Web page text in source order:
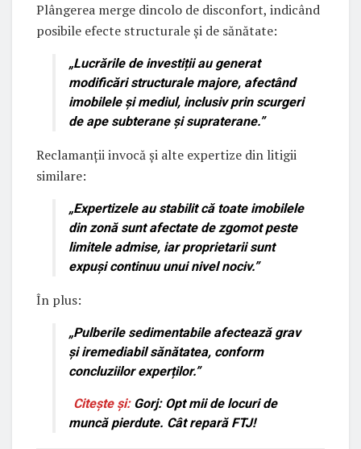
Plângerea merge dincolo de disconfort, indicând
posibile efecte structurale și de sănătate:
„Lucrările de investiții au generat
modificări structurale majore, afectând
imobilele și mediul, inclusiv prin scurgeri
de ape subterane și supraterane.”
Reclamanții invocă și alte expertize din litigii
similare:
„Expertizele au stabilit că toate imobilele
din zonă sunt afectate de zgomot peste
limitele admise, iar proprietarii sunt
expuși continuu unui nivel nociv.”
În plus:
„Pulberile sedimentabile afectează grav
și iremediabil sănătatea, conform
concluziilor experților.”
Citește și: Gorj: Opt mii de locuri de
muncă pierdute. Cât repară FTJ!